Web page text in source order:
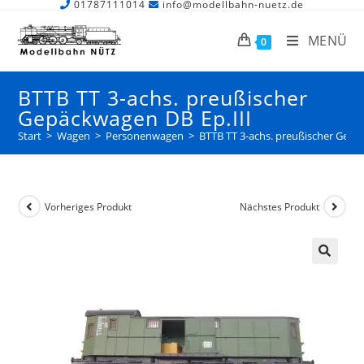
01787111014 info@modellbahn-nuetz.de
0 MENÜ
BTTB TT 3-achs. preußischer
Gepäckwagen DB Ep.III
Start > Wagen > Personenwagen > BTTB TT 3-achs. preußischer
Vorheriges Produkt Nächstes Produkt